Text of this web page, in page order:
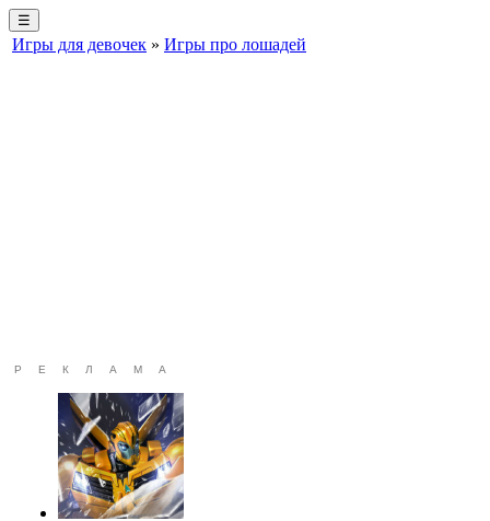
☰
Игры для девочек » Игры про лошадей
РЕКЛАМА